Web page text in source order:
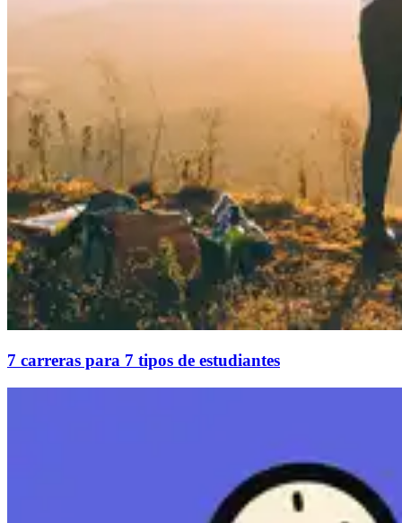
7 carreras para 7 tipos de estudiantes